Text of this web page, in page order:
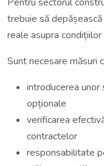
trebuie să
reale asupra condițiilor
Sunt necesare măsuri
introducerea unor
opționale
verificarea
contractelor
responsabilitate